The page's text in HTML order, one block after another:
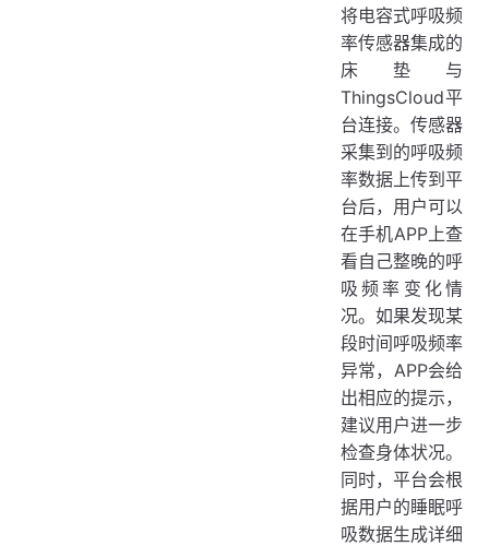
将电容式呼吸频
率传感器集成的
床垫与
ThingsCloud平
台连接。传感器
采集到的呼吸频
率数据上传到平
台后，用户可以
在手机APP上查
看自己整晚的呼
吸频率变化情
况。如果发现某
段时间呼吸频率
异常，APP会给
出相应的提示，
建议用户进一步
检查身体状况。
同时，平台会根
据用户的睡眠呼
吸数据生成详细